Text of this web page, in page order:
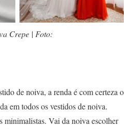
Crepe | Foto:
de noiva, a renda é com certeza o
em todos os vestidos de noiva.
minimalistas. Vai da noiva escolher